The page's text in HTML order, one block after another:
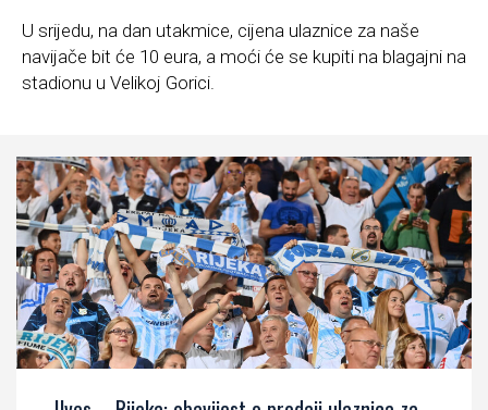
U srijedu, na dan utakmice, cijena ulaznice za naše
navijače bit će 10 eura, a moći će se kupiti na blagajni na
stadionu u Velikoj Gorici.